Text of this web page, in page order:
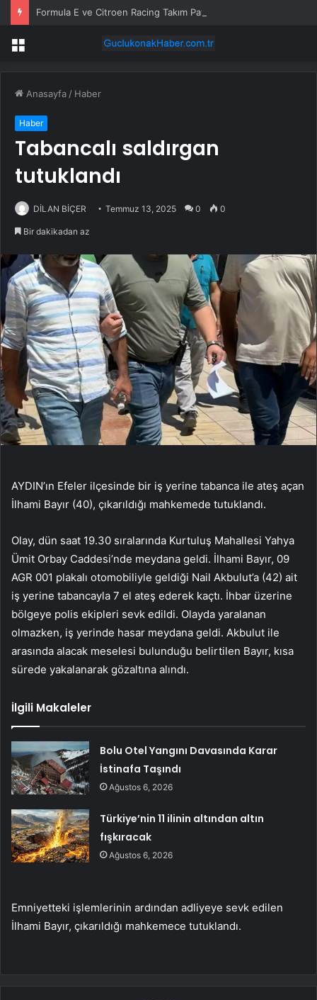
Menü
Anasayfa / Haber
Haber
Tabancalı saldırgan
tutuklandı
DİLAN BİÇER Temmuz 13, 2025 0 0
Bir dakikadan az
AYDIN’ın Efeler ilçesinde bir iş yerine tabanca ile ateş açan
İlhami Bayır (40), çıkarıldığı mahkemede tutuklandı.
Olay, dün saat 19.30 sıralarında Kurtuluş Mahallesi Yahya
Ümit Orbay Caddesi’nde meydana geldi. İlhami Bayır, 09
AGR 001 plakalı otomobiliyle geldiği Nail Akbulut’a (42) ait
iş yerine tabancayla 7 el ateş ederek kaçtı. İhbar üzerine
bölgeye polis ekipleri sevk edildi. Olayda yaralanan
olmazken, iş yerinde hasar meydana geldi. Akbulut ile
arasında alacak meselesi bulunduğu belirtilen Bayır, kısa
sürede yakalanarak gözaltına alındı.
İlgili Makaleler
Bolu Otel Yangını Davasında Karar
İstinafa Taşındı
Ağustos 6, 2026
Türkiye’nin 11 ilinin altından altın
fışkıracak
Ağustos 6, 2026
Emniyetteki işlemlerinin ardından adliyeye sevk edilen
İlhami Bayır, çıkarıldığı mahkemece tutuklandı.